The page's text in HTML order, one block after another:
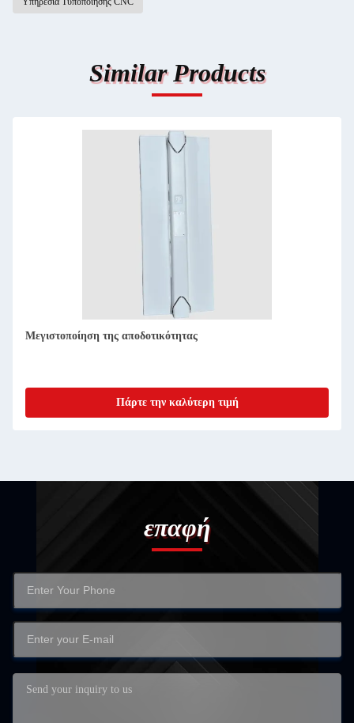
Similar Products
Προηγμένη ΣΧΣ για έξυπνη κατασκευή πρωτοτύπων ECU
Πάρτε την καλύτερη τιμή
επαφή